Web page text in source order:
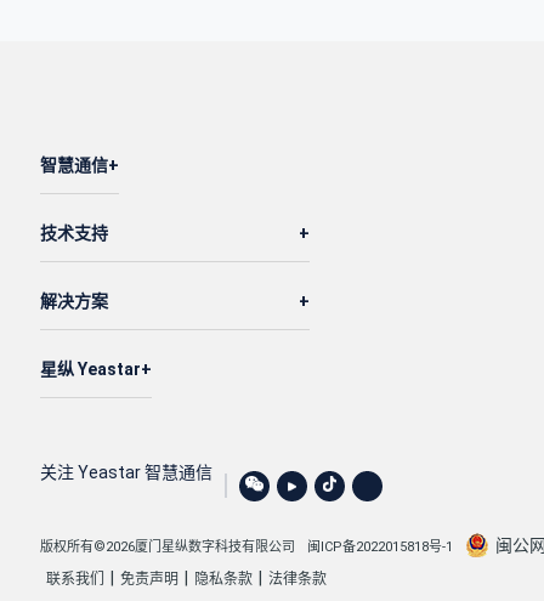
智慧通信
技术支持
解决方案
星纵 Yeastar
关注 Yeastar 智慧通信
版权所有©2026厦门星纵数字科技有限公司 闽ICP备2022015818号-1 闽公
联系我们 免责声明 隐私条款 法律条款